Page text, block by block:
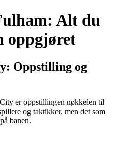
Alt du
oppgjøret
Oppstilling og
er oppstillingen nøkkelen til
og taktikker, men det som
banen.